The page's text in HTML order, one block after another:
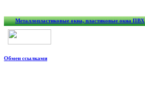
Металлопластиковые окна, пластиковые окна ПВХ
Обмен ссылками